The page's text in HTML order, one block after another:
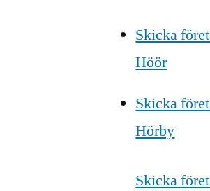
Skicka
Höör
Skicka
Hörby
Skicka